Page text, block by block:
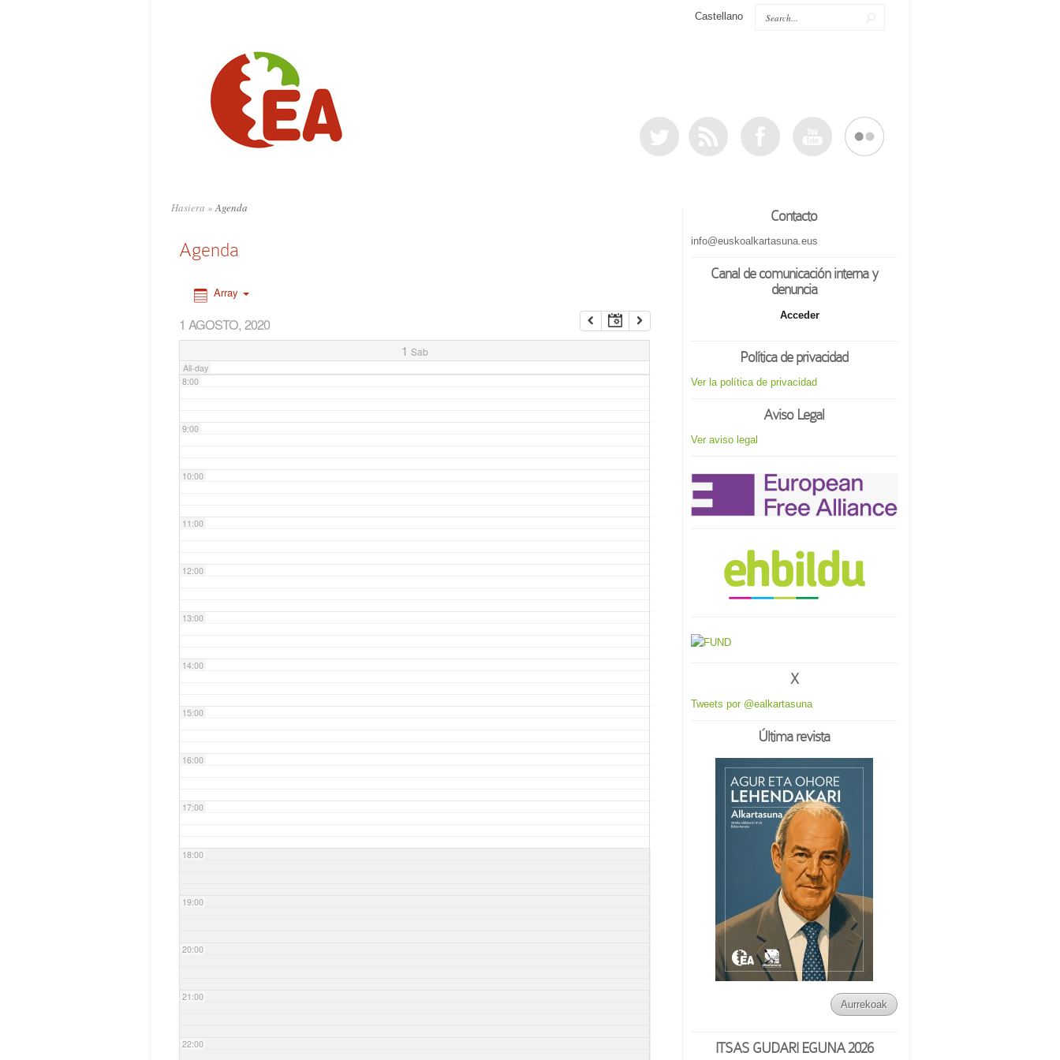
Castellano
Hasiera »Agenda
Agenda
Array
1 AGOSTO, 2020
1 Sab
All-day
6:00
8:00
9:00
10:00
11:00
12:00
13:00
14:00
15:00
16:00
17:00
18:00
19:00
20:00
21:00
22:00
Contacto
info@euskoalkartasuna.eus
Canal de comunicación interna y
denuncia
Acceder
Política de privacidad
Ver la política de privacidad
Aviso Legal
Ver aviso legal
X
Tweets por @ealkartasuna
Última revista
Aurrekoak
ITSAS GUDARI EGUNA 2026